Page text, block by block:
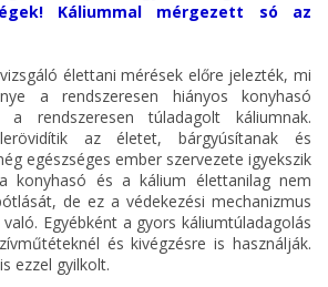
Káliummal mérgezett só az
élettani mérések előre jelezték, mi
a rendszeresen hiányos konyhasó
rendszeresen túladagolt káliumnak.
az életet, bárgyúsítanak és
egészséges ember szervezete igyekszik
konyhasó és a kálium élettanilag nem
de ez a védekezési mechanizmus
Egyébként a gyors káliumtúladagolás
és kivégzésre is használják.
ezzel gyilkolt.